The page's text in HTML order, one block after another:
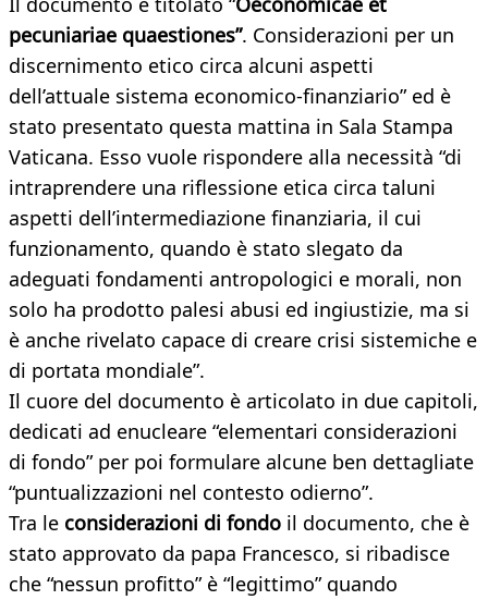
pecuniariae quaestiones”. Considerazioni per un
discernimento etico circa alcuni aspetti
dell’attuale sistema economico-finanziario” ed è
stato presentato questa mattina in Sala Stampa
Vaticana. Esso vuole rispondere alla necessità “di
intraprendere una riflessione etica circa taluni
aspetti dell’intermediazione finanziaria, il cui
funzionamento, quando è stato slegato da
adeguati fondamenti antropologici e morali, non
solo ha prodotto palesi abusi ed ingiustizie, ma si
è anche rivelato capace di creare crisi sistemiche e
di portata mondiale”.
Il cuore del documento è articolato in due capitoli,
dedicati ad enucleare “elementari considerazioni
di fondo” per poi formulare alcune ben dettagliate
“puntualizzazioni nel contesto odierno”.
Tra le considerazioni di fondo il documento, che è
stato approvato da papa Francesco, si ribadisce
che “nessun profitto” è “legittimo” quando